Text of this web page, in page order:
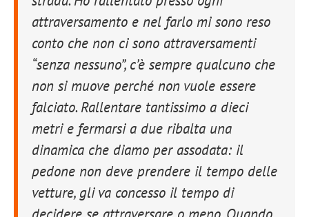
attraversamento e nel farlo mi sono reso
conto che non ci sono attraversamenti
“senza nessuno”, c’è sempre qualcuno che
non si muove perché non vuole essere
falciato. Rallentare tantissimo a dieci
metri e fermarsi a due ribalta una
dinamica che diamo per assodata: il
pedone non deve prendere il tempo delle
vetture, gli va concesso il tempo di